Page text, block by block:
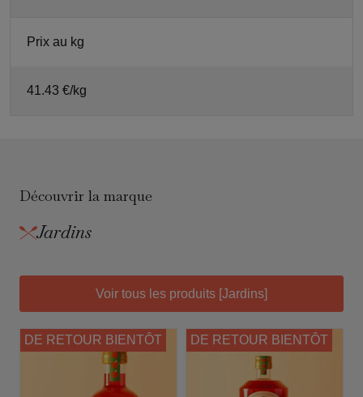
Prix au kg
41.43 €/kg
Découvrir la marque
Jardins
Voir tous les produits [Jardins]
DE RETOUR BIENTÔT DE RETOUR BIENTÔT